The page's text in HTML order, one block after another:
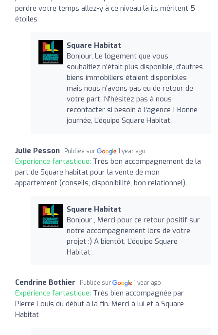
perdre votre temps allez-y à ce niveau là ils méritent 5
étoiles
Square Habitat
Bonjour, Le logement que vous
souhaitiez n'était plus disponible, d'autres
biens immobiliers étaient disponibles
mais nous n'avons pas eu de retour de
votre part. N'hésitez pas à nous
recontacter si besoin à l'agence ! Bonne
journée, L'équipe Square Habitat.
Julie Pesson Publiée sur 1 year ago
Expérience fantastique: Très bon accompagnement de la
part de Square habitat pour la vente de mon
appartement (conseils, disponibilité, bon relationnel).
Square Habitat
Bonjour , Merci pour ce retour positif sur
notre accompagnement lors de votre
projet :) A bientôt, L'équipe Square
Habitat
Cendrine Bothier Publiée sur 1 year ago
Expérience fantastique: Très bien accompagnée par
Pierre Louis du début à la fin. Merci à lui et à Square
Habitat